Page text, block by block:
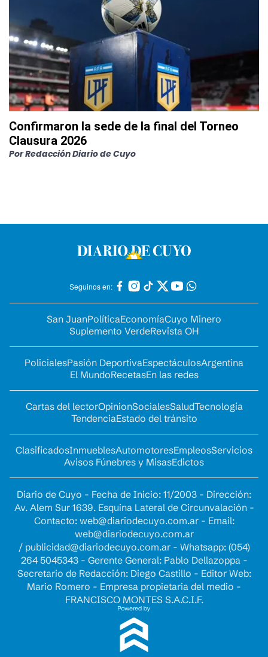
Confirmaron la sede de la final del Torneo
Clausura 2026
PorRedacción Diario de Cuyo
Seguinos en:
San JuanPolíticaEconomíaCuyo Minero
Suplemento VerdeRevista OH
PolicialesPasión DeportivaEspectáculosArgentina
El MundoRecetasEn las redes
Cartas del lectorOpinionSocialesSaludTecnología
TendenciaEstado del tránsito
ClasificadosInmueblesAutomotoresEmpleosServicios
Avisos Fúnebres y MisasEdictos
Diario de Cuyo - Fecha de Inicio: 11/2003 - Dirección:
Av. Alem Sur 1639. Esquina Lateral de Circunvalación -
Contacto: web@diariodecuyo.com.ar- Email:
web@diariodecuyo.com.ar
/ publicidad@diariodecuyo.com.ar- Whatsapp: (054)
264 5045343 - Gerente General: Pablo Dellazoppa -
Secretario de Redacción: Diego Castillo - Editor Web:
Mario Romero - Empresa propietaria del medio -
FRANCISCO MONTES S.A.C.I.F.